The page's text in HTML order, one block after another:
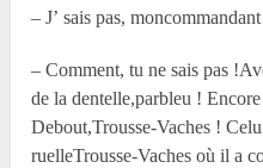
– J’ sais pas,
– Comment, tu ne sais pas
de la dentelle,parbleu !
Debout,Trousse-Vaches !
ruelleTrousse-Vaches où il a